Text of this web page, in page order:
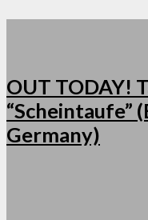
OUT TODAY!
“Scheintaufe”
Germany)